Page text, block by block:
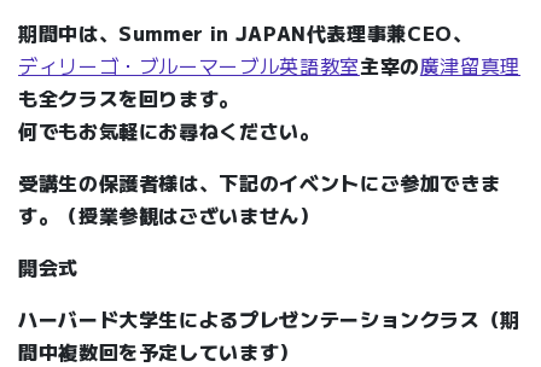
期間中は、Summer in JAPAN代表理事兼CEO、
ディリーゴ・ブルーマーブル英語教室主宰の廣津留真理
も全クラスを回ります。
何でもお気軽にお尋ねください。
受講生の保護者様は、下記のイベントにご参加できま
す。（授業参観はございません）
開会式
ハーバード大学生によるプレゼンテーションクラス（期
間中複数回を予定しています）